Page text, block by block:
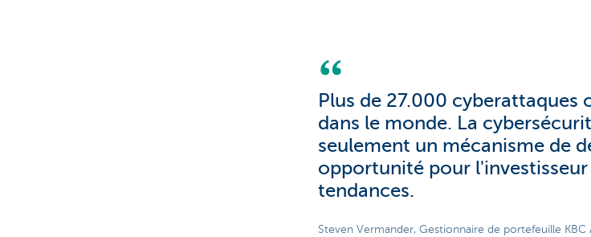
Plus de 27.000 cyberattaques
dans le monde. La
seulement un mécanisme de
opportunité pour
tendances.
Steven Vermander, Gestionnaire de portefeuille KBC